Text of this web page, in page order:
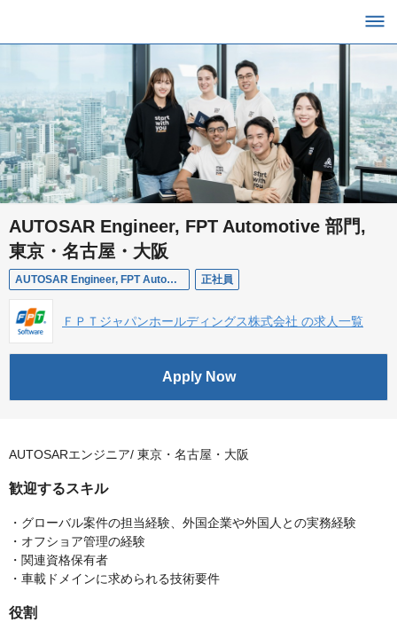
AUTOSAR Engineer, FPT Automotive 部門,
東京・名古屋・大阪
AUTOSAR Engineer, FPT Automotive 部門, 東京・名古屋・大阪 正社員
ＦＰＴジャパンホールディングス株式会社 の求人一覧
Apply Now
AUTOSARエンジニア/ 東京・名古屋・大阪
歓迎するスキル
・グローバル案件の担当経験、外国企業や外国人との実務経験
・オフショア管理の経験
・関連資格保有者
・車載ドメインに求められる技術要件
役割